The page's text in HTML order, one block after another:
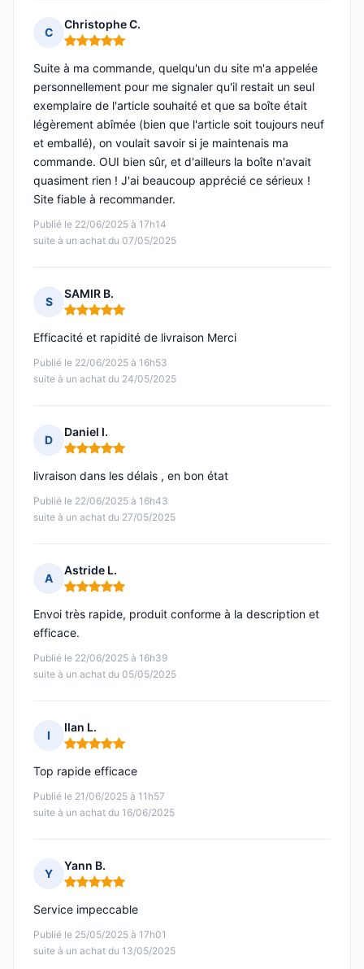
C
Christophe C.
Note : 5 sur 5
Publié le 22/06/2025 à 17h14
suite à un achat du 07/05/2025
Suite à ma commande, quelqu'un du site m'a appelée
personnellement pour me signaler qu'il restait un seul
exemplaire de l'article souhaité et que sa boîte était
légèrement abîmée (bien que l'article soit toujours neuf
et emballé), on voulait savoir si je maintenais ma
commande. OUI bien sûr, et d'ailleurs la boîte n'avait
quasiment rien ! J'ai beaucoup apprécié ce sérieux !
Site fiable à recommander.
S
SAMIR B.
Note : 5 sur 5
Publié le 22/06/2025 à 16h53
suite à un achat du 24/05/2025
Efficacité et rapidité de livraison Merci
D
Daniel I.
Note : 5 sur 5
Publié le 22/06/2025 à 16h43
suite à un achat du 27/05/2025
livraison dans les délais , en bon état
A
Astride L.
Note : 5 sur 5
Publié le 22/06/2025 à 16h39
suite à un achat du 05/05/2025
Envoi très rapide, produit conforme à la description et
efficace.
I
Ilan L.
Note : 5 sur 5
Publié le 21/06/2025 à 11h57
suite à un achat du 16/06/2025
Top rapide efficace
Y
Yann B.
Note : 5 sur 5
Publié le 25/05/2025 à 17h01
suite à un achat du 13/05/2025
Service impeccable